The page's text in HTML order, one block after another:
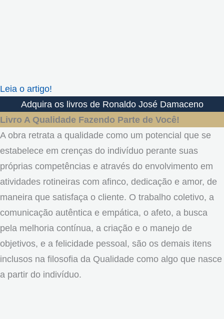
Leia o artigo!
Adquira os livros de Ronaldo José Damaceno
Livro A Qualidade Fazendo Parte de Você!
A obra retrata a qualidade como um potencial que se
estabelece em crenças do indivíduo perante suas
próprias competências e através do envolvimento em
atividades rotineiras com afinco, dedicação e amor, de
maneira que satisfaça o cliente. O trabalho coletivo, a
comunicação autêntica e empática, o afeto, a busca
pela melhoria contínua, a criação e o manejo de
objetivos, e a felicidade pessoal, são os demais itens
inclusos na filosofia da Qualidade como algo que nasce
a partir do indivíduo.